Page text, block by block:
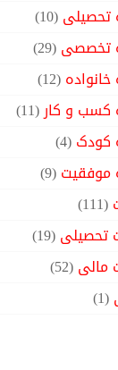
تحصیلی(10)
تخصصی(29)
(12)
کسب و کار(11)
کودک(4)
موفقیت(9)
(111)
تحصیلی(19)
مالی(52)
(1)